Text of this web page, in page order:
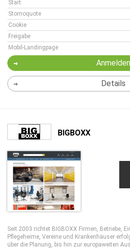
Start
Stornoquote
Cookie
Freigabe
Mobil-Landingpage
Anmelden
Details
BIGBOXX
Seit 2003 richtet BIGBOXX Firmen, Betriebe,
Pflegeheime, Vereine und Krankenhäuser
über die Planung, bis hin zur europaweiten